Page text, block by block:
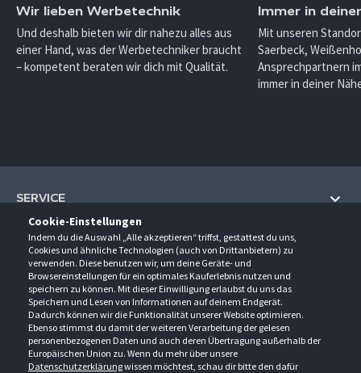
Cookie-Einstellungen
Indem du die Auswahl „Alle akzeptieren“ triffst, gestattest du uns,
Cookies und ähnliche Technologien (auch von Drittanbietern) zu
verwenden. Diese benutzen wir, um deine Geräte- und
Browsereinstellungen für ein optimales Kauferlebnis nutzen und
speichern zu können. Mit dieser Einwilligung erlaubst du uns das
Speichern und Lesen von Informationen auf deinem Endgerät.
Dadurch können wir die Funktionalität unserer Website optimieren.
Ebenso stimmst du damit der weiteren Verarbeitung der gelesen
personenbezogenen Daten und auch deren Übertragung außerhalb der
Europäischen Union zu. Wenn du mehr über unsere
Datenschutzerklärungwissen möchtest, schau dir bitte den dafür
Wir lieben Werbetechnik
Und deshalb bieten wir dir nahezu alles aus
einer Hand, was der Werbetechniker braucht
– kompetent beraten wir dich mit Qualität.
Immer in
Mit unseren
Saerbeck,
Ansprechpartnern
immer in deiner
SERVICE
Hilfe und Information
Fragen und Antworten (FAQ)
Kontakt
Newsletter
Events
Downloads
UNTERNEHMEN
Über uns
Anfahrt
Ansprechpartner
Außendienstbesuch
Jobs & Ausbildung
KONTAKT
Gröner-Schulze GmbH
Sarirstraße 5
12529 Schönefeld
ÖFFNUNGSZEITEN
Montag - Donnerstag
9:00 - 17:00
Freitag
9:00 - 15:00
FOLGE UNS